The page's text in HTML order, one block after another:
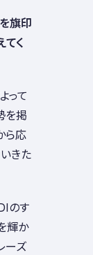
旗印
く
って
を掲
ら応
きた
のす
輝か
ーズ